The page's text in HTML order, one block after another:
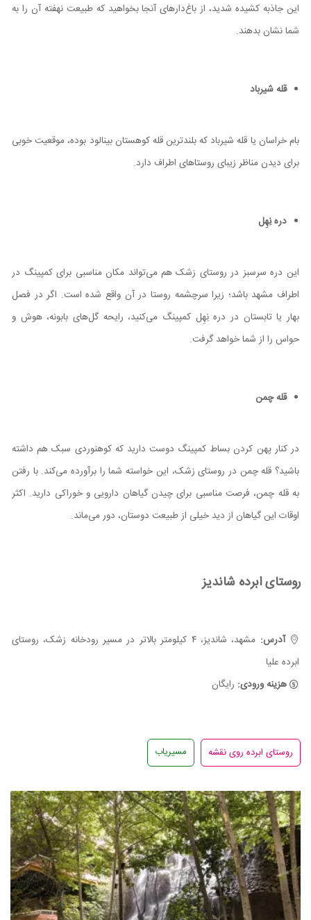
این جاذبه کشیده شدید، از باغ‌دارهای آنجا بخواهید که طبیعت نهفته آن را به
شما نشان بدهند.
قله شیرباد
بام خراسان یا قله شیرباد که بلندترین قله کوهستان بینالود بوده، موقعیت خوبی
برای دیدن مناظر زیبای روستاهای اطراف دارد.
دره نِهِل
این دره سرسبز در روستای زشک هم می‌تواند مکان مناسبی برای کمپینگ در
اطراف مشهد باشد؛ زیرا سرچشمه روستا در آن واقع شده است. اگر در فصل
بهار یا تابستان در دره نِهِل کمپینگ می‌کنید، رایحه گل‌های بابونه، هوش و
حواس را از شما خواهد گرفت.
قله چمن
در کنار پهن کردن بساط کمپینگ دوست دارید که کوهنوردی سبک هم داشته
باشید؟ قله چمن در روستای زشک، این خواسته شما را برآورده می‌کند. با رفتن
به قله چمن، فرصت مناسبی برای چیدن گیاهان دارویی و خوراکی دارید. اکثر
اوقات این گیاهان از دید خیلی از طبیعت دوستان، دور می‌ماند.
روستای ابرده شاندیز
آدرس:
مشهد، شاندیز، ۴ کیلومتر بالاتر در مسیر رودخانه زشک، روستای
ابرده علیا
هزینه ورودی: رایگان
مسیریاب